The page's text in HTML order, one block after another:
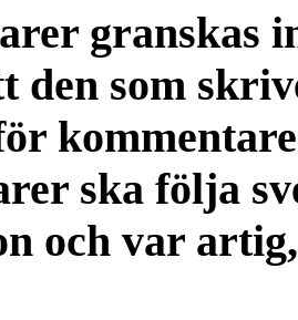
granskas
den som
ska följa
och var